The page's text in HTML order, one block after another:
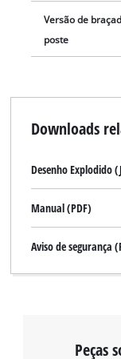
Versão de
poste
Downloads
Desenho Explodido
Manual (PDF)
Aviso de segurança
Peças